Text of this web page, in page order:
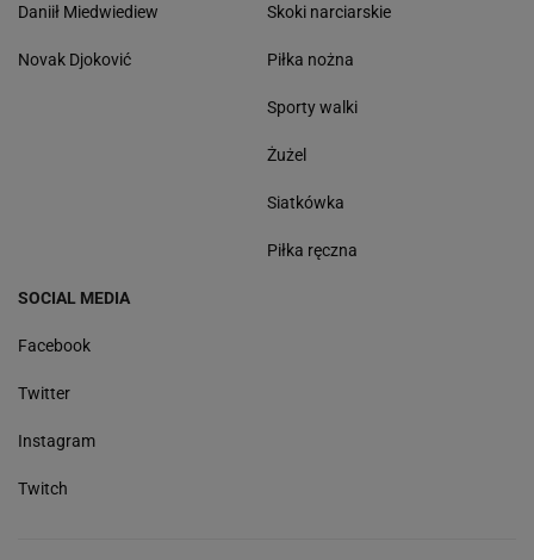
Daniił Miedwiediew
Novak Djoković
Skoki narciarskie
Piłka nożna
Sporty walki
Żużel
Siatkówka
Piłka ręczna
SOCIAL MEDIA
Facebook
Twitter
Instagram
Twitch